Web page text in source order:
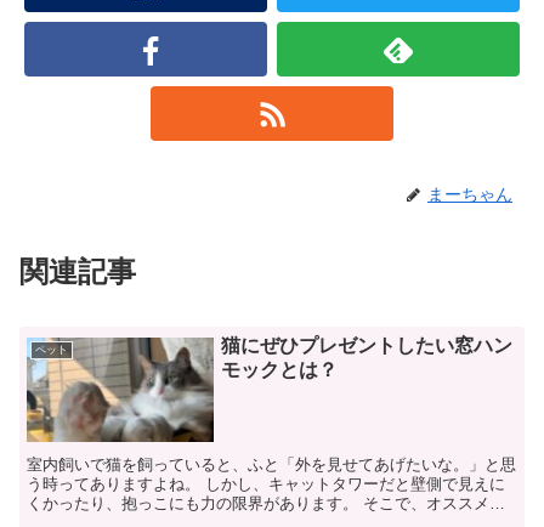
まーちゃん
関連記事
ペット
猫にぜひプレゼントしたい窓ハン
モックとは？
室内飼いで猫を飼っていると、ふと「外を見せてあげたいな。」と思
う時ってありますよね。 しかし、キャットタワーだと壁側で見えに
くかったり、抱っこにも力の限界があります。 そこで、オススメし